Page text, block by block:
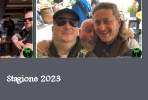
Stagione 2023